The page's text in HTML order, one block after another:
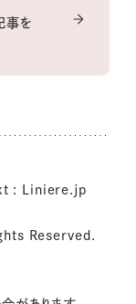
事を
: Liniere.jp
Reserved.